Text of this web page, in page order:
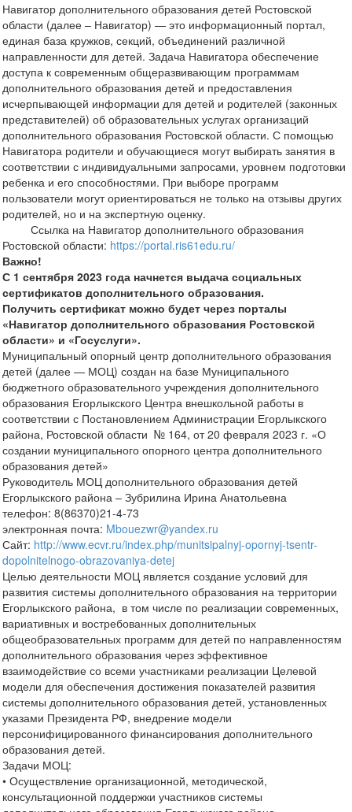
Навигатор дополнительного образования детей Ростовской
области (далее – Навигатор) — это информационный портал,
единая база кружков, секций, объединений различной
направленности для детей. Задача Навигатора обеспечение
доступа к современным общеразвивающим программам
дополнительного образования детей и предоставления
исчерпывающей информации для детей и родителей (законных
представителей) об образовательных услугах организаций
дополнительного образования Ростовской области. С помощью
Навигатора родители и обучающиеся могут выбирать занятия в
соответствии с индивидуальными запросами, уровнем подготовки
ребенка и его способностями. При выборе программ
пользователи могут ориентироваться не только на отзывы других
родителей, но и на экспертную оценку.
Ссылка на Навигатор дополнительного образования
Ростовской области: https://portal.ris61edu.ru/
Важно!
С 1 сентября 2023 года начнется выдача социальных
сертификатов дополнительного образования.
Получить сертификат можно будет через порталы
«Навигатор дополнительного образования Ростовской
области» и «Госуслуги».
Муниципальный опорный центр дополнительного образования
детей (далее — МОЦ) создан на базе Муниципального
бюджетного образовательного учреждения дополнительного
образования Егорлыкского Центра внешкольной работы в
соответствии с Постановлением Администрации Егорлыкского
района, Ростовской области № 164, от 20 февраля 2023 г. «О
создании муниципального опорного центра дополнительного
образования детей»
Руководитель МОЦ дополнительного образования детей
Егорлыкского района – Зубрилина Ирина Анатольевна
телефон: 8(86370)21-4-73
электронная почта: Mbouezwr@yandex.ru
Сайт: http://www.ecvr.ru/index.php/munitsipalnyj-opornyj-tsentr-
dopolnitelnogo-obrazovaniya-detej
Целью деятельности МОЦ является создание условий для
развития системы дополнительного образования на территории
Егорлыкского района, в том числе по реализации современных,
вариативных и востребованных дополнительных
общеобразовательных программ для детей по направленностям
дополнительного образования через эффективное
взаимодействие со всеми участниками реализации Целевой
модели для обеспечения достижения показателей развития
системы дополнительного образования детей, установленных
указами Президента РФ, внедрение модели
персонифицированного финансирования дополнительного
образования детей.
Задачи МОЦ:
• Осуществление организационной, методической,
консультационной поддержки участников системы